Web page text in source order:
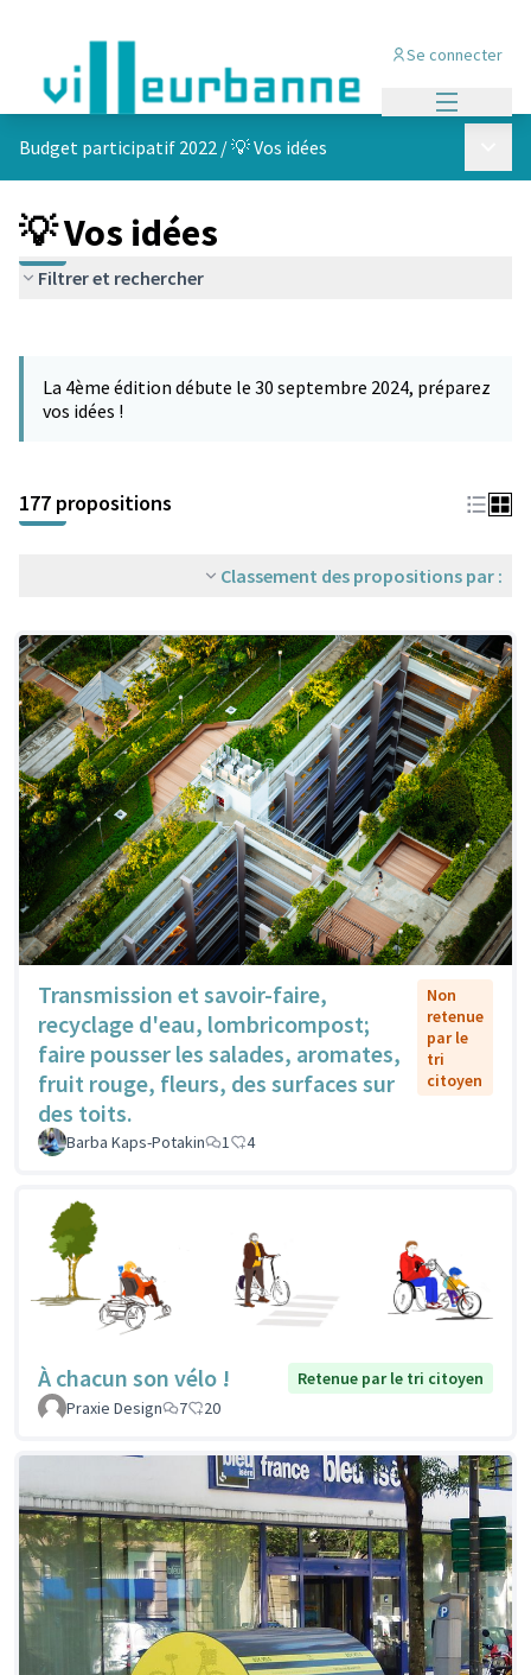
Se connecter
Budget participatif 2022 /💡 Vos idées
💡 Vos idées
Filtrer et rechercher
−
La 4ème édition débute le 30 septembre 2024, préparez
vos idées !
177 propositions
Classement des propositions par :
Transmission et savoir-faire,
recyclage d'eau, lombricompost;
faire pousser les salades, aromates,
fruit rouge, fleurs, des surfaces sur
des toits.
Non
retenue
par le
tri
citoyen
Barba Kaps-Potakin 1 4
À chacun son vélo !
Retenue par le tri citoyen
Praxie Design
7 20